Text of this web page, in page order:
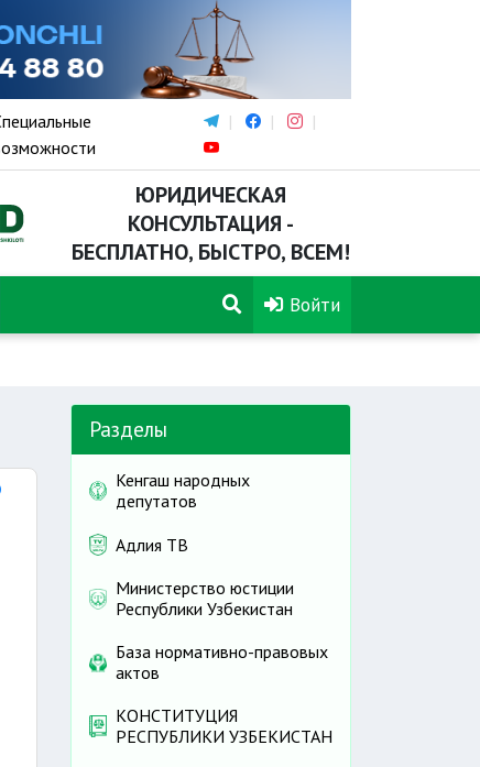
ЮРИДИЧЕСКАЯ
КОНСУЛЬТАЦИЯ -
БЕСПЛАТНО, БЫСТРО, ВСЕМ!
Войти
Разделы
Кенгаш народных
депутатов
Адлия ТВ
Министерство юстиции
Республики Узбекистан
База нормативно-правовых
актов
КОНСТИТУЦИЯ
РЕСПУБЛИКИ УЗБЕКИСТАН